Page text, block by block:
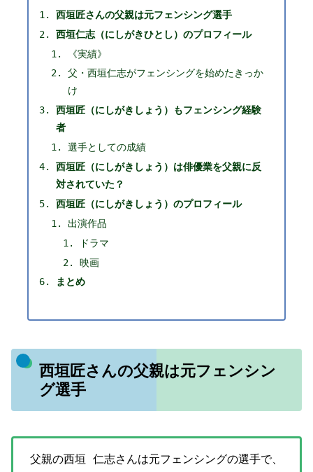
西垣匠さんの父親は元フェンシング選手
西垣仁志（にしがきひとし）のプロフィール
《実績》
父・西垣仁志がフェンシングを始めたきっか
け
西垣匠（にしがきしょう）もフェンシング経験
者
選手としての成績
西垣匠（にしがきしょう）は俳優業を父親に反
対されていた？
西垣匠（にしがきしょう）のプロフィール
出演作品
ドラマ
映画
まとめ
西垣匠さんの父親は元フェンシン
グ選手
父親の西垣 仁志さんは元フェンシングの選手で、